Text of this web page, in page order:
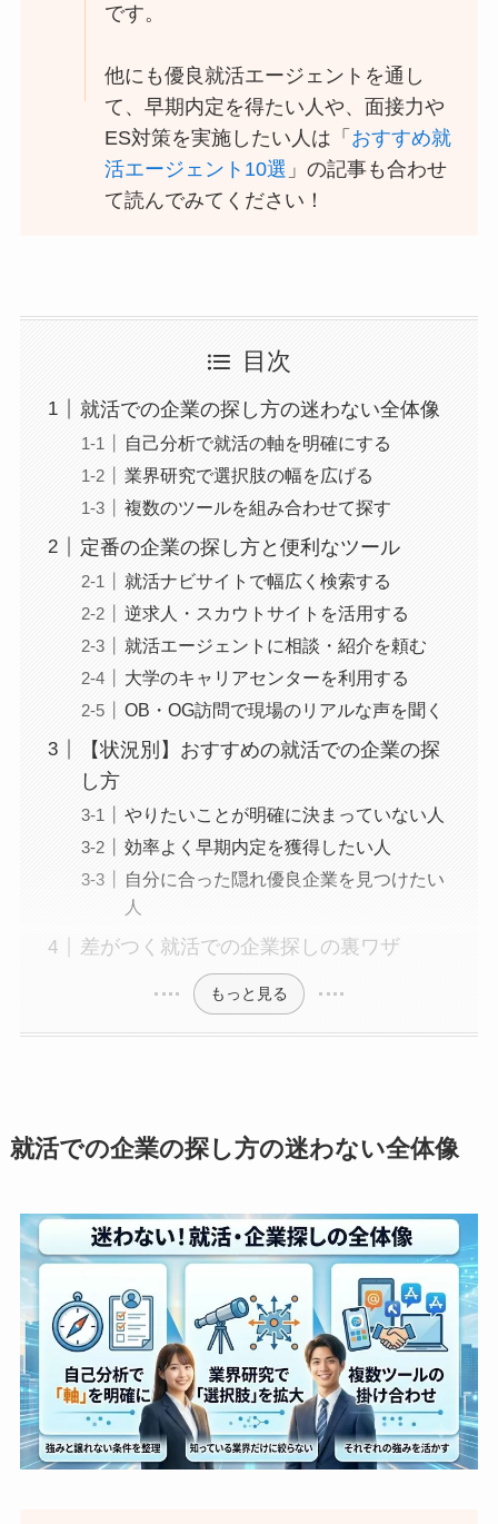
です。
他にも優良就活エージェントを通し
て、早期内定を得たい人や、面接力や
ES対策を実施したい人は「 おすすめ就
活エージェント10選 」の記事も合わせ
て読んでみてください！
目次
就活での企業の探し方の迷わない全体像
自己分析で就活の軸を明確にする
業界研究で選択肢の幅を広げる
複数のツールを組み合わせて探す
定番の企業の探し方と便利なツール
就活ナビサイトで幅広く検索する
逆求人・スカウトサイトを活用する
就活エージェントに相談・紹介を頼む
大学のキャリアセンターを利用する
OB・OG訪問で現場のリアルな声を聞く
【状況別】おすすめの就活での企業の探
し方
やりたいことが明確に決まっていない人
効率よく早期内定を獲得したい人
自分に合った隠れ優良企業を見つけたい
人
差がつく就活での企業探しの裏ワザ
もっと見る
就活での企業の探し方の迷わない全体像